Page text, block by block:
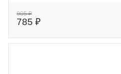
905 ₽
785 ₽